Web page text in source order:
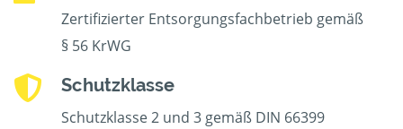
Zertifizierter Entsorgungsfachbetrieb gemäß
§ 56 KrWG
Schutzklasse
Schutzklasse 2 und 3 gemäß DIN 66399